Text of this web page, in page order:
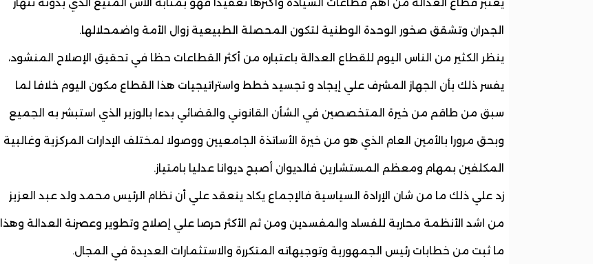
الجدران وتشقق صخور الوحدة الوطنية لتكون المحصلة الطبيعية زوال الأمة واضمحلالها.
ينظر الكثير من الناس اليوم للقطاع العدالة باعتباره من أكثر القطاعات حظا في تحقيق الإصلاح المنشود،
يفسر ذلك بأن الجهاز المشرف علي إيجاد و تجسيد خطط واستراتيجيات هذا القطاع مكون اليوم خلافا لما
سبق من طاقم من خيرة المتخصصين في الشأن القانوني والقضائي بدءا بالوزير الذي استبشر به الجميع
وبحق مرورا بالأمين العام الذي هو من خيرة الأساتذة الجامعيين ووصولا لمختلف الإدارات المركزية وغالبية
المكلفين بمهام ومعظم المستشارين فالديوان أصبح ديوانا عدليا بامتياز.
زد علي ذلك ما من شان الإرادة السياسية فالإجماع يكاد ينعقد علي أن نظام الرئيس محمد ولد عبد العزيز
من اشد الأنظمة محاربة للفساد والمفسدين ومن ثم الأكثر حرصا علي إصلاح وتطوير وعصرنة العدالة وهذا
ما ثبت من خطابات رئيس الجمهورية وتوجيهاته المتكررة والاستثمارات العديدة في المجال.